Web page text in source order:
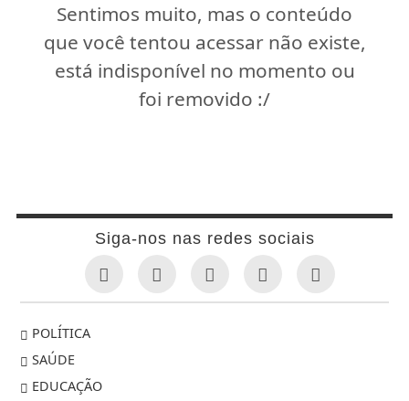
Sentimos muito, mas o conteúdo
que você tentou acessar não existe,
está indisponível no momento ou
foi removido :/
Siga-nos nas redes sociais
POLÍTICA
SAÚDE
EDUCAÇÃO